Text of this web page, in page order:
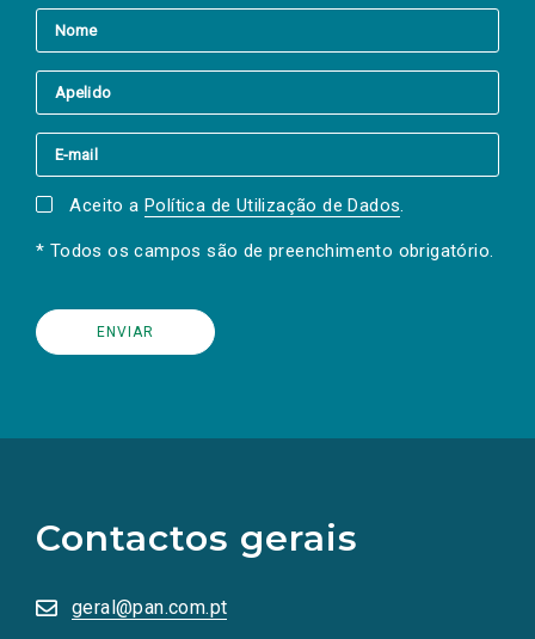
Aceito a Política de Utilização de Dados.
* Todos os campos são de preenchimento obrigatório.
Contactos gerais
geral@pan.com.pt
redes
sociais
numa
nova